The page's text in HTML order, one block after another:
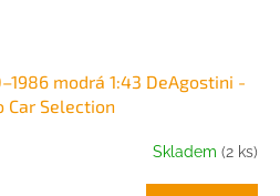
modrá 1:43 DeAgostini -
Car Selection
Skladem (2 ks)